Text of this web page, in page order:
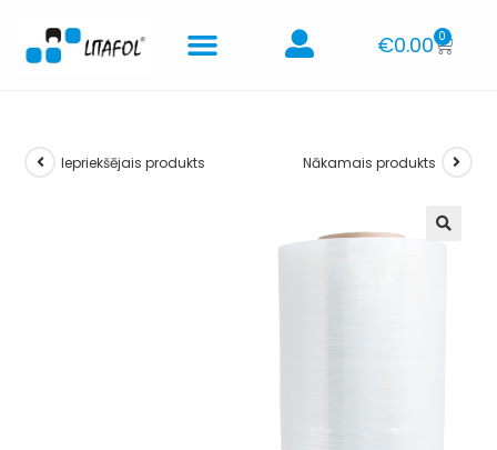
€0.00 0
Iepriekšējais produkts Nākamais produkts